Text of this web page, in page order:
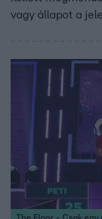
vagy állapot a